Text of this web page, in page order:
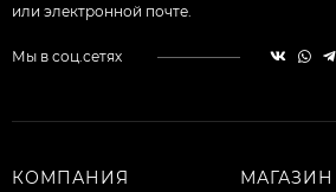
или электронной почте.
Мы в соц.сетях
КОМПАНИЯ МАГАЗИН